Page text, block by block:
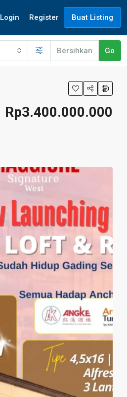
Login Register Buat Listing
Bersihkan Go
Rp3.400.000.000